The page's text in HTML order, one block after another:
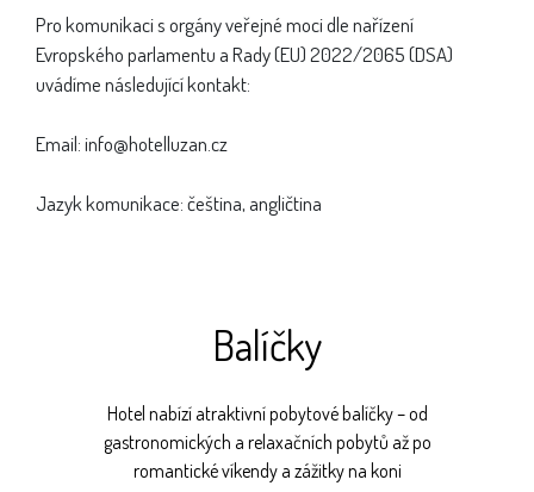
Pro komunikaci s orgány veřejné moci dle nařízení
Evropského parlamentu a Rady (EU) 2022/2065 (DSA)
uvádíme následující kontakt:
Email: info@hotelluzan.cz
Jazyk komunikace: čeština, angličtina
Balíčky
Hotel nabízí atraktivní pobytové balíčky – od
gastronomických a relaxačních pobytů až po
romantické víkendy a zážitky na koni